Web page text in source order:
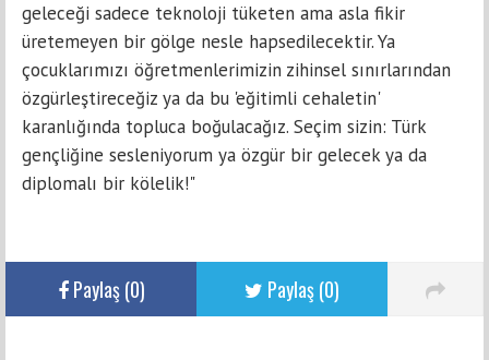
geleceği sadece teknoloji tüketen ama asla fikir
üretemeyen bir gölge nesle hapsedilecektir. Ya
çocuklarımızı öğretmenlerimizin zihinsel sınırlarından
özgürleştireceğiz ya da bu 'eğitimli cehaletin'
karanlığında topluca boğulacağız. Seçim sizin: Türk
gençliğine sesleniyorum ya özgür bir gelecek ya da
diplomalı bir kölelik!"
Paylaş (0) Paylaş (0)